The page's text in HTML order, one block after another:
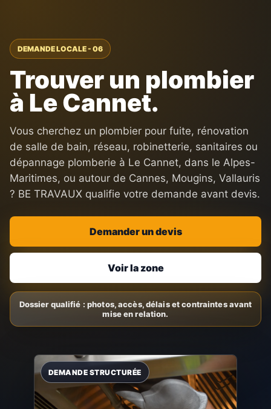
DEMANDE LOCALE - 06
Trouver un plombier
à Le Cannet.
Vous cherchez un plombier pour fuite, rénovation
de salle de bain, réseau, robinetterie, sanitaires ou
dépannage plomberie à Le Cannet, dans le Alpes-
Maritimes, ou autour de Cannes, Mougins, Vallauris
? BE TRAVAUX qualifie votre demande avant devis.
Demander un devis
Voir la zone